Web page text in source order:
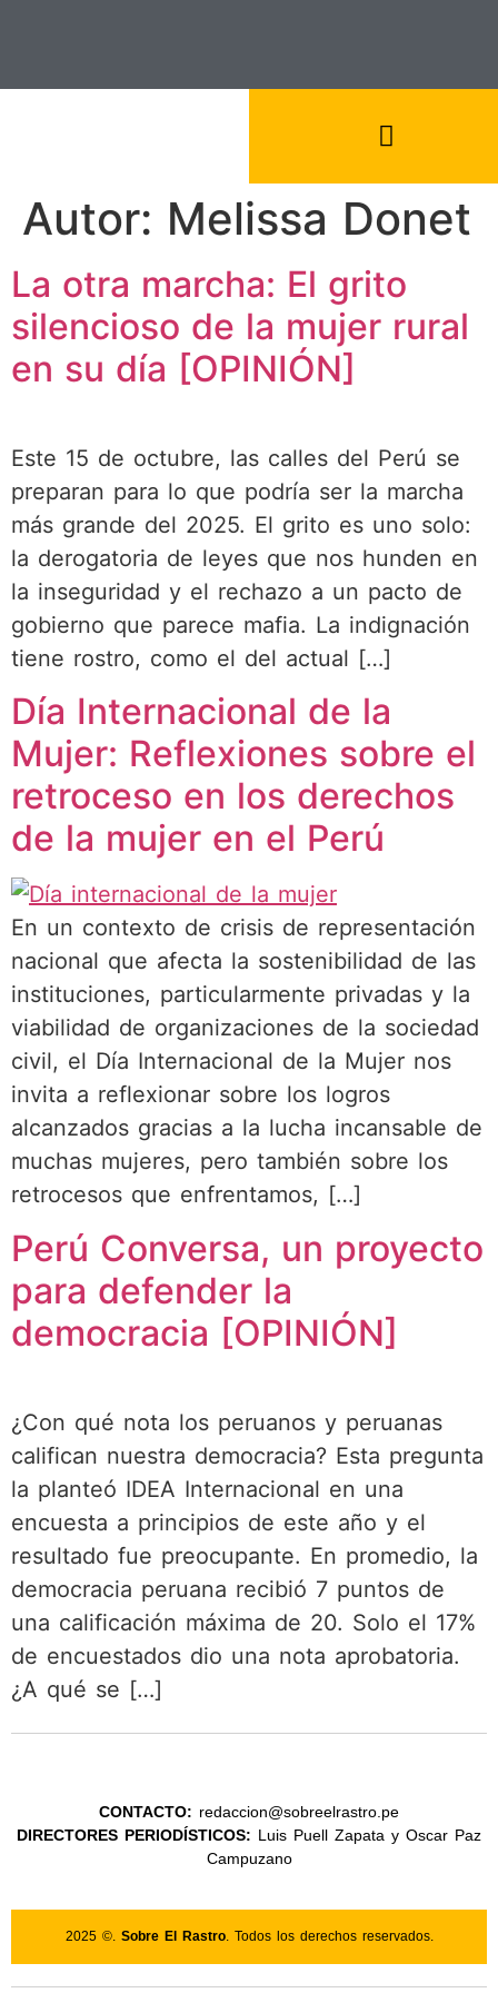
Autor: Melissa Donet
La otra marcha: El grito
silencioso de la mujer rural
en su día [OPINIÓN]
Este 15 de octubre, las calles del Perú se
preparan para lo que podría ser la marcha
más grande del 2025. El grito es uno solo:
la derogatoria de leyes que nos hunden en
la inseguridad y el rechazo a un pacto de
gobierno que parece mafia. La indignación
tiene rostro, como el del actual […]
Día Internacional de la
Mujer: Reflexiones sobre el
retroceso en los derechos
de la mujer en el Perú
En un contexto de crisis de representación
nacional que afecta la sostenibilidad de las
instituciones, particularmente privadas y la
viabilidad de organizaciones de la sociedad
civil, el Día Internacional de la Mujer nos
invita a reflexionar sobre los logros
alcanzados gracias a la lucha incansable de
muchas mujeres, pero también sobre los
retrocesos que enfrentamos, […]
Perú Conversa, un proyecto
para defender la
democracia [OPINIÓN]
¿Con qué nota los peruanos y peruanas
califican nuestra democracia? Esta pregunta
la planteó IDEA Internacional en una
encuesta a principios de este año y el
resultado fue preocupante. En promedio, la
democracia peruana recibió 7 puntos de
una calificación máxima de 20. Solo el 17%
de encuestados dio una nota aprobatoria.
¿A qué se […]
CONTACTO: redaccion@sobreelrastro.pe
DIRECTORES PERIODÍSTICOS: Luis Puell Zapata y Oscar Paz
Campuzano
2025 ©. Sobre El Rastro. Todos los derechos reservados.